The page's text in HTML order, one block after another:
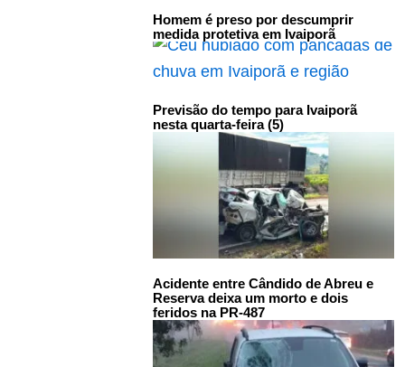
Homem é preso por descumprir
medida protetiva em Ivaiporã
Previsão do tempo para Ivaiporã
nesta quarta-feira (5)
Acidente entre Cândido de Abreu e
Reserva deixa um morto e dois
feridos na PR-487